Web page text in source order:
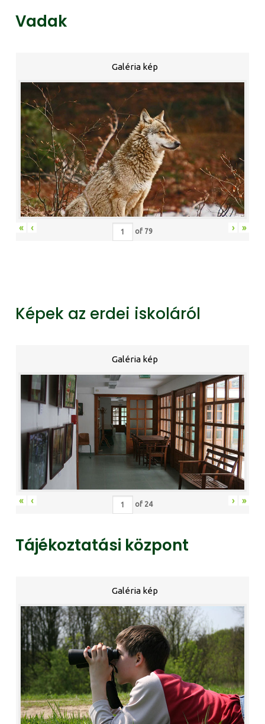
Vadak
Galéria kép
« ‹ of 79 › »
Képek az erdei iskoláról
Galéria kép
« ‹ of 24 › »
Tájékoztatási központ
Galéria kép